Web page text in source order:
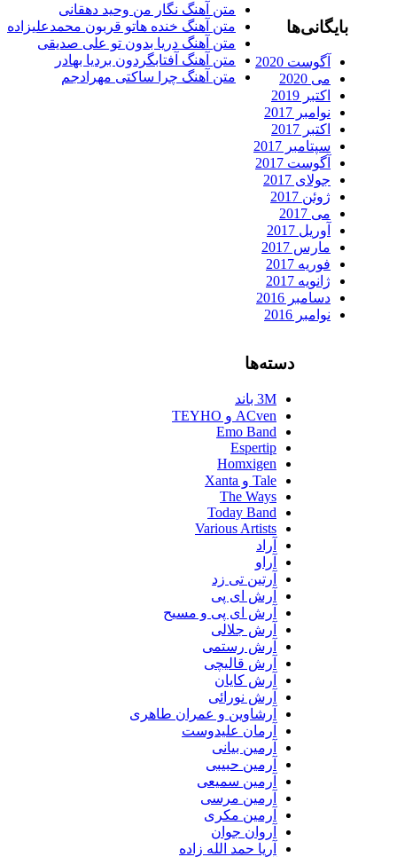
متن آهنگ نگار من وحید دهقانی
متن آهنگ خنده هاتو قربون محمدعلیزاده
متن آهنگ دریا بدون تو علی صدیقی
متن آهنگ آفتابگردون بردیا بهادر
متن آهنگ چرا ساکتی مهرادجم
آگوست 2020
سپتامبر 2017
آگوست 2017
مارس 2017
دسامبر 2016
ACven و TEYHO
Emo Band
Espertip
Homxigen
The Ways
Today Band
Various Artists
آرتین تی زد
آرش ای پی
آرش ای پی و مسیح
آرش جلالی
آرش رستمی
آرش قالیچی
آرش کایان
آرش نورائی
آرشاوین و عمران طاهری
آرمان علیدوست
آرمین بیانی
آرمین حبیبی
آرمین سمیعی
آرمین مرسی
آرمین مکری
آروان جوان
آریا حمد الله زاده